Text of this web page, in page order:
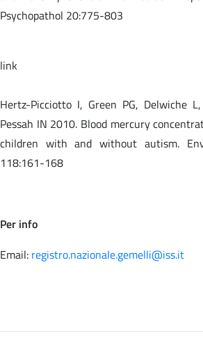
Psychopathol 20:775-803
link
Hertz-Picciotto I, Green PG, Delwiche
Pessah IN 2010. Blood mercury
children with and without autism.
118:161-168
Per info
Email: registro.nazionale.gemelli@iss.it